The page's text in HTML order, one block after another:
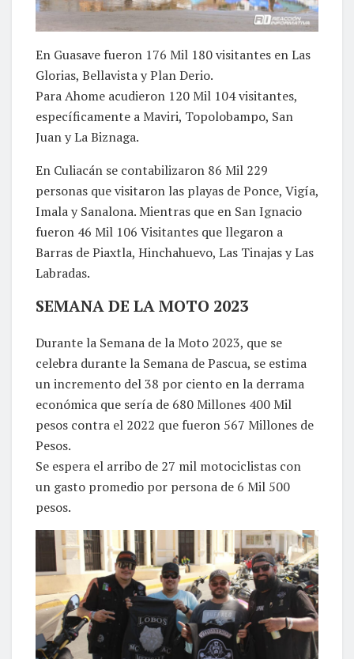
En Guasave fueron 176 Mil 180 visitantes en Las
Glorias, Bellavista y Plan Derio.
Para Ahome acudieron 120 Mil 104 visitantes,
específicamente a Maviri, Topolobampo, San
Juan y La Biznaga.
En Culiacán se contabilizaron 86 Mil 229
personas que visitaron las playas de Ponce, Vigía,
Imala y Sanalona. Mientras que en San Ignacio
fueron 46 Mil 106 Visitantes que llegaron a
Barras de Piaxtla, Hinchahuevo, Las Tinajas y Las
Labradas.
SEMANA DE LA MOTO 2023
Durante la Semana de la Moto 2023, que se
celebra durante la Semana de Pascua, se estima
un incremento del 38 por ciento en la derrama
económica que sería de 680 Millones 400 Mil
pesos contra el 2022 que fueron 567 Millones de
Pesos.
Se espera el arribo de 27 mil motociclistas con
un gasto promedio por persona de 6 Mil 500
pesos.